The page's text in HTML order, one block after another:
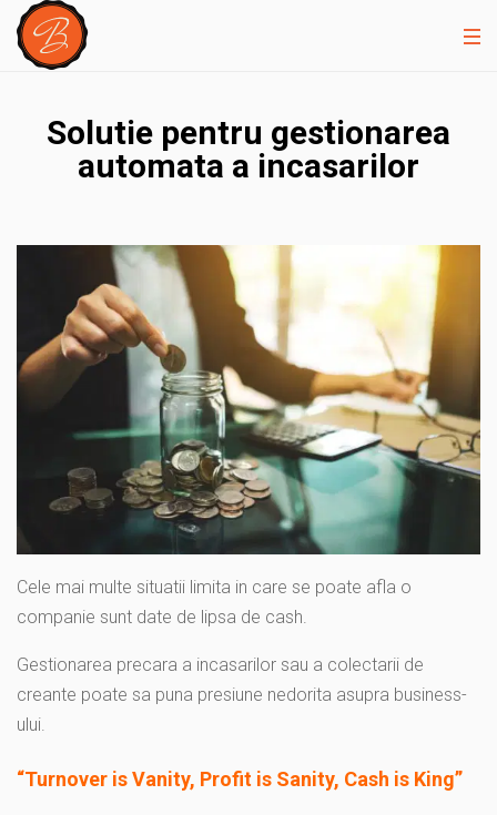
Solutie pentru gestionarea
automata a incasarilor
Cele mai multe situatii limita in care se poate afla o
companie sunt date de lipsa de cash.
Gestionarea precara a incasarilor sau a colectarii de
creante poate sa puna presiune nedorita asupra business-
ului.
“Turnover is Vanity, Profit is Sanity, Cash is King”